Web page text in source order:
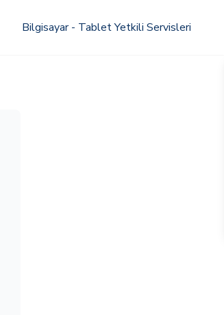
Bilgisayar - Tablet Yetkili Servisleri